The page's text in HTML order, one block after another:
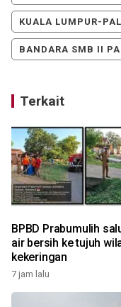
KUALA LUMPUR-
BANDARA SMB II
Terkait
BPBD Prabumulih
air bersih ke tujuh
kekeringan
7 jam lalu